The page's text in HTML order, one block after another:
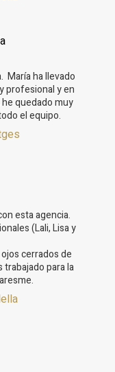
María ha llevado
profesional y en
quedado muy
el equipo.
esta agencia.
(Lali, Lisa y
cerrados de
para la